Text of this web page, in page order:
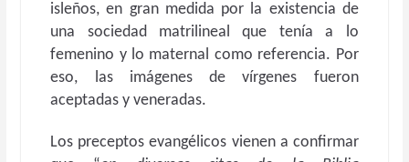
isleños, en gran medida por la existencia de
una sociedad matrilineal que tenía a lo
femenino y lo maternal como referencia. Por
eso, las imágenes de vírgenes fueron
aceptadas y veneradas.
Los preceptos evangélicos vienen a confirmar